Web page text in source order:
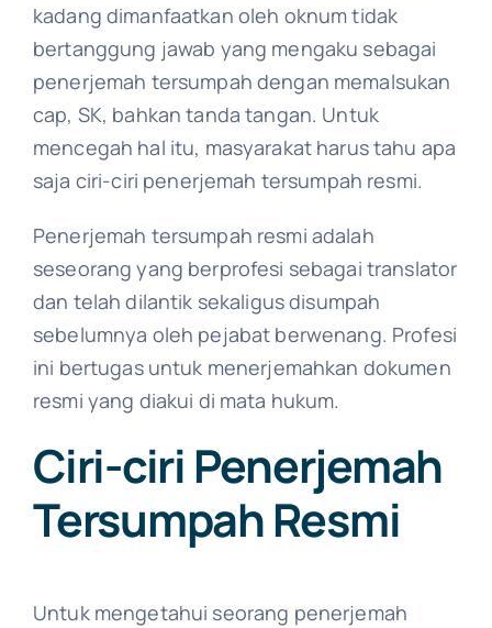
kadang dimanfaatkan oleh oknum tidak
bertanggung jawab yang mengaku sebagai
penerjemah tersumpah dengan memalsukan
cap, SK, bahkan tanda tangan. Untuk
mencegah hal itu, masyarakat harus tahu apa
saja ciri-ciri penerjemah tersumpah resmi.
Penerjemah tersumpah resmi adalah
seseorang yang berprofesi sebagai translator
dan telah dilantik sekaligus disumpah
sebelumnya oleh pejabat berwenang. Profesi
ini bertugas untuk menerjemahkan dokumen
resmi yang diakui di mata hukum.
Ciri-ciri Penerjemah
Tersumpah Resmi
Untuk mengetahui seorang penerjemah